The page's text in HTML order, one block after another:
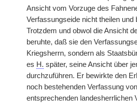
Ansicht vom Vorzuge des
Verfassungseide nicht theilen und
Trotzdem und obwol die Ansicht
beruhte, daß sie den
Kriegsherrn, sondern als
es H. später, seine Ansicht über
durchzuführen. Er bewirkte den
noch bestehenden Verfassung
entsprechenden landesherrlichen